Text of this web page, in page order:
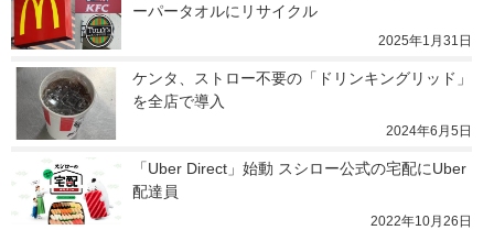
ーパータオルにリサイクル
2025年1月31日
ケンタ、ストロー不要の「ドリンキングリッド」
を全店で導入
2024年6月5日
「Uber Direct」始動 スシロー公式の宅配にUber
配達員
2022年10月26日